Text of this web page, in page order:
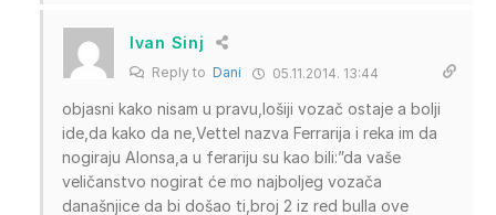
Ivan Sinj
Reply to Dani 05.11.2014. 13:44
objasni kako nisam u pravu,lošiji vozač ostaje a bolji
ide,da kako da ne,Vettel nazva Ferrarija i reka im da
nogiraju Alonsa,a u ferariju su kao bili:”da vaše
veličanstvo nogirat će mo najboljeg vozača
današnjice da bi došao ti,broj 2 iz red bulla ove